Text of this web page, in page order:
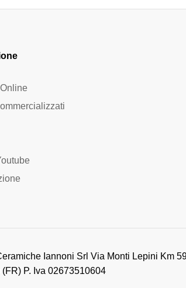
Iannoni Srl Via Monti Lepini Km
P. Iva 02673510604